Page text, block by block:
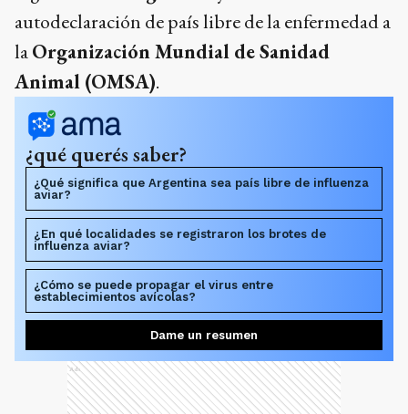
autodeclaración de país libre de la enfermedad a
laOrganización Mundial de Sanidad
Animal (OMSA).
¿qué querés saber?
¿Qué significa que Argentina sea país libre de influenza
aviar?
¿En qué localidades se registraron los brotes de
influenza aviar?
¿Cómo se puede propagar el virus entre
establecimientos avícolas?
Dame un resumen
Ads